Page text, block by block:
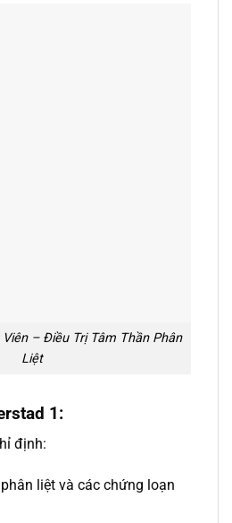
– Điều Trị Tâm Thần Phân
Liệt
1:
định:
liệt và các chứng loạn